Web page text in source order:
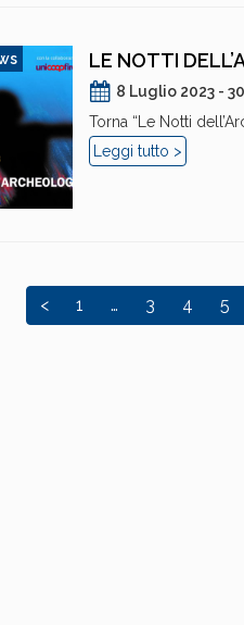
LE NOTTI
8 Luglio 2023 -
Torna “Le Notti
Leggi tutto >
< 1 … 3 4 5